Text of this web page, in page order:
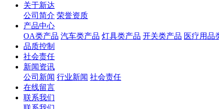
关于新达
公司简介 荣誉资质
产品中心
OA类产品 汽车类产品 灯具类产品 开关类产品 医疗用品
品质控制
社会责任
新闻资讯
公司新闻 行业新闻 社会责任
在线留言
联系我们